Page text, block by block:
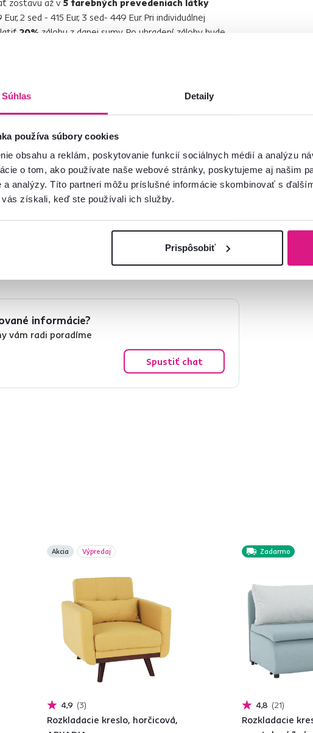
Súhlas Detaily
používa súbory cookies
obsahu a reklám, poskytovanie funkcií sociálnych médií a analýzu
o tom, ako používate naše webové stránky, poskytujeme aj našim
a analýzy. Títo partneri môžu príslušné informácie skombinovať s
vás získali, keď ste používali ich služby.
Prispôsobiť
2 sed - 415 Eur, 3 sed- 449 Eur. Pri individuálnej
20% zálohu z danej sumy. Po uhradení zálohy bude
Doba dodania
ponuky
informácie?
vám radi poradíme
Spustiť chat
Akcia Výpredaj
4,9 3
Rozkladacie kreslo, horčicová,
Zadarmo
4,8 21
Rozkladacie